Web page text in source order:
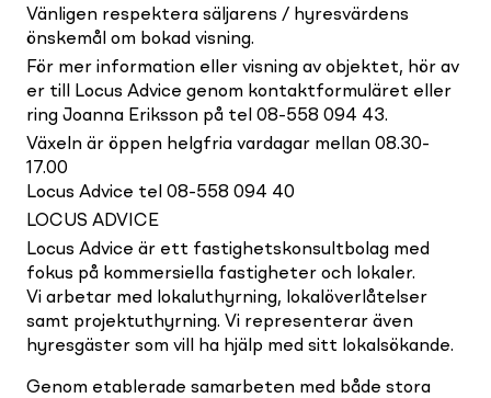
Vänligen respektera säljarens / hyresvärdens
önskemål om bokad visning.
För mer information eller visning av objektet, hör av
er till Locus Advice genom kontaktformuläret eller
ring Joanna Eriksson på tel 08-558 094 43.
Växeln är öppen helgfria vardagar mellan 08.30-
17.00
Locus Advice tel 08-558 094 40
LOCUS ADVICE
Locus Advice är ett fastighetskonsultbolag med
fokus på kommersiella fastigheter och lokaler.
Vi arbetar med lokaluthyrning, lokalöverlåtelser
samt projektuthyrning. Vi representerar även
hyresgäster som vill ha hjälp med sitt lokalsökande.
Genom etablerade samarbeten med både stora